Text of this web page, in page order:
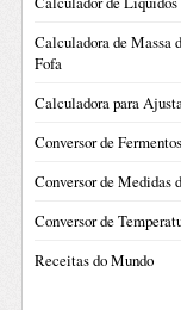
Calculadora de Massa
Fofa
Calculadora para
Conversor de
Conversor de Medidas
Conversor de
Receitas do Mundo